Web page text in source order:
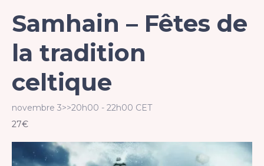
Samhain – Fêtes de
la tradition
celtique
novembre 3>>20h00 - 22h00 CET
27€